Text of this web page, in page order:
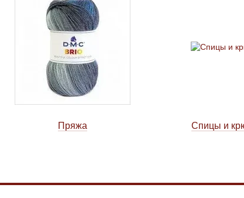
Пряжа Спицы и